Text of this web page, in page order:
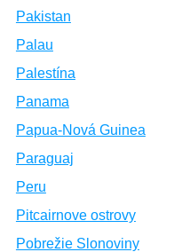
Pakistan
Palau
Palestína
Panama
Papua-Nová Guinea
Paraguaj
Peru
Pitcairnove ostrovy
Pobrežie Slonoviny